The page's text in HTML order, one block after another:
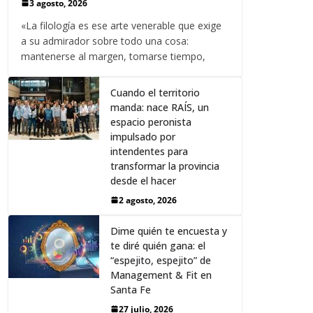
3 agosto, 2026
«La filología es ese arte venerable que exige
a su admirador sobre todo una cosa:
mantenerse al margen, tomarse tiempo,
Cuando el territorio
manda: nace RAÍS, un
espacio peronista
impulsado por
intendentes para
transformar la provincia
desde el hacer
2 agosto, 2026
Dime quién te encuesta y
te diré quién gana: el
“espejito, espejito” de
Management & Fit en
Santa Fe
27 julio, 2026